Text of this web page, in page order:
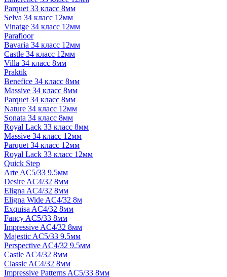
Parquet 33 класс 8мм
Selva 34 класс 12мм
Vinatge 34 класс 12мм
Parafloor
Bavaria 34 класс 12мм
Castle 34 класс 12мм
Villa 34 класс 8мм
Praktik
Benefice 34 класс 8мм
Massive 34 класс 8мм
Parquet 34 класс 8мм
Nature 34 класс 12мм
Sonata 34 класс 8мм
Royal Lack 33 класс 8мм
Massive 34 класс 12мм
Parquet 34 класс 12мм
Royal Lack 33 класс 12мм
Quick Step
Arte AC5/33 9.5мм
Desire AC4/32 8мм
Eligna AC4/32 8мм
Eligna Wide AC4/32 8м
Exquisa AC4/32 8мм
Fancy AC5/33 8мм
Impressive AC4/32 8мм
Majestic AC5/33 9.5мм
Perspective AC4/32 9.5мм
Castle AC4/32 8мм
Classic AC4/32 8мм
Impressive Patterns AC5/33 8мм